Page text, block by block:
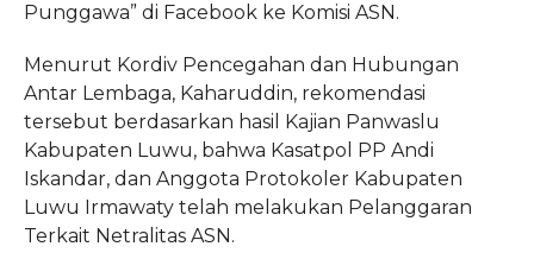
Punggawa” di Facebook ke Komisi ASN.
Menurut Kordiv Pencegahan dan Hubungan
Antar Lembaga, Kaharuddin, rekomendasi
tersebut berdasarkan hasil Kajian Panwaslu
Kabupaten Luwu, bahwa Kasatpol PP Andi
Iskandar, dan Anggota Protokoler Kabupaten
Luwu Irmawaty telah melakukan Pelanggaran
Terkait Netralitas ASN.